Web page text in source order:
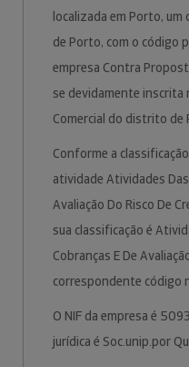
localizada em Porto,
de Porto, com o código
empresa Contra
se devidamente inscrita
Comercial do distrito de
Conforme a
atividade Atividades
Avaliação Do Risco De
sua classificação é
Cobranças E De
correspondente código
O NIF da empresa é
jurídica é Soc.unip.por